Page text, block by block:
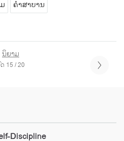
ຄໍາສາບານ
ນິຍາມ
15 / 20
Discipline